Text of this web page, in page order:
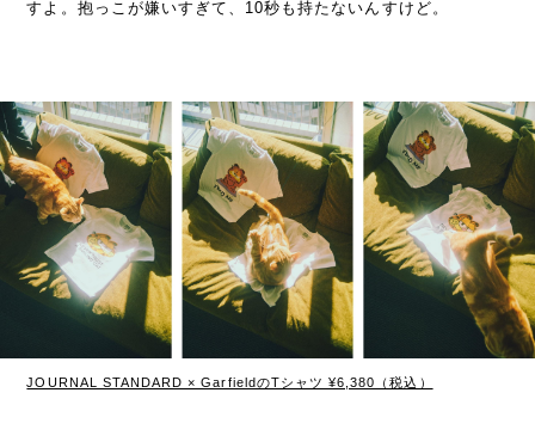
すよ。抱っこが嫌いすぎて、10秒も持たないんすけど。
JOURNAL STANDARD × GarfieldのTシャツ ¥6,380（税込）